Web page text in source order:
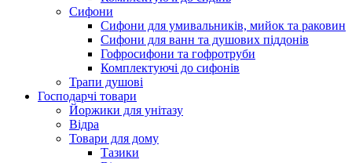
Сифони
Сифони для умивальників, мийок та раковин
Сифони для ванн та душових піддонів
Гофросифони та гофротруби
Комплектуючі до сифонів
Трапи душові
Господарчі товари
Йоржики для унітазу
Відра
Товари для дому
Тазики